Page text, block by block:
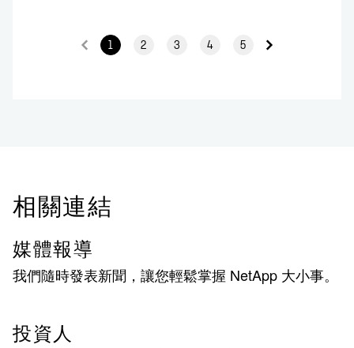
1 2 3 4 5
相關連結
媒體報導
我們隨時發表新聞，讓您輕鬆掌握 NetApp 大小事。
投資人